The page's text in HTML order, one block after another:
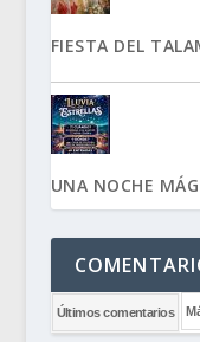
FIESTA DEL
UNA NOCHE
Últimos comentarios